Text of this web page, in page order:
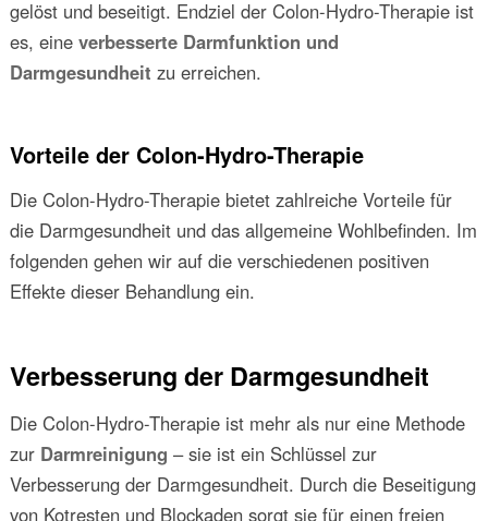
gelöst und beseitigt. Endziel der Colon-Hydro-Therapie ist
es, eine verbesserte Darmfunktion und
Darmgesundheit zu erreichen.
Vorteile der Colon-Hydro-Therapie
Die Colon-Hydro-Therapie bietet zahlreiche Vorteile für
die Darmgesundheit und das allgemeine Wohlbefinden. Im
folgenden gehen wir auf die verschiedenen positiven
Effekte dieser Behandlung ein.
Verbesserung der Darmgesundheit
Die Colon-Hydro-Therapie ist mehr als nur eine Methode
zur Darmreinigung – sie ist ein Schlüssel zur
Verbesserung der Darmgesundheit. Durch die Beseitigung
von Kotresten und Blockaden sorgt sie für einen freien